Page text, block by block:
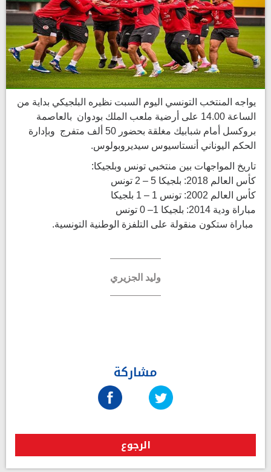
يواجه المنتخب التونسي اليوم السبت نظيره البلجيكي بداية من
الساعة 14.00 على أرضية ملعب الملك بودوان بالعاصمة
بروكسل أمام شبابيك مغلقة بحضور 50 ألف متفرج وبإدارة
الحكم اليوناني أنستاسيوس سيديروبولوس.
تاريخ المواجهات بين منتخبي تونس وبلجيكا:
كأس العالم 2018: بلجيكا 5 – 2 تونس
كأس العالم 2002: تونس 1 – 1 بلجيكا
مباراة ودية 2014: بلجيكا 1– 0 تونس
مباراة ستكون منقولة على التلفزة الوطنية التونسية.
وليد الجزيري
مشاركة
الرجوع